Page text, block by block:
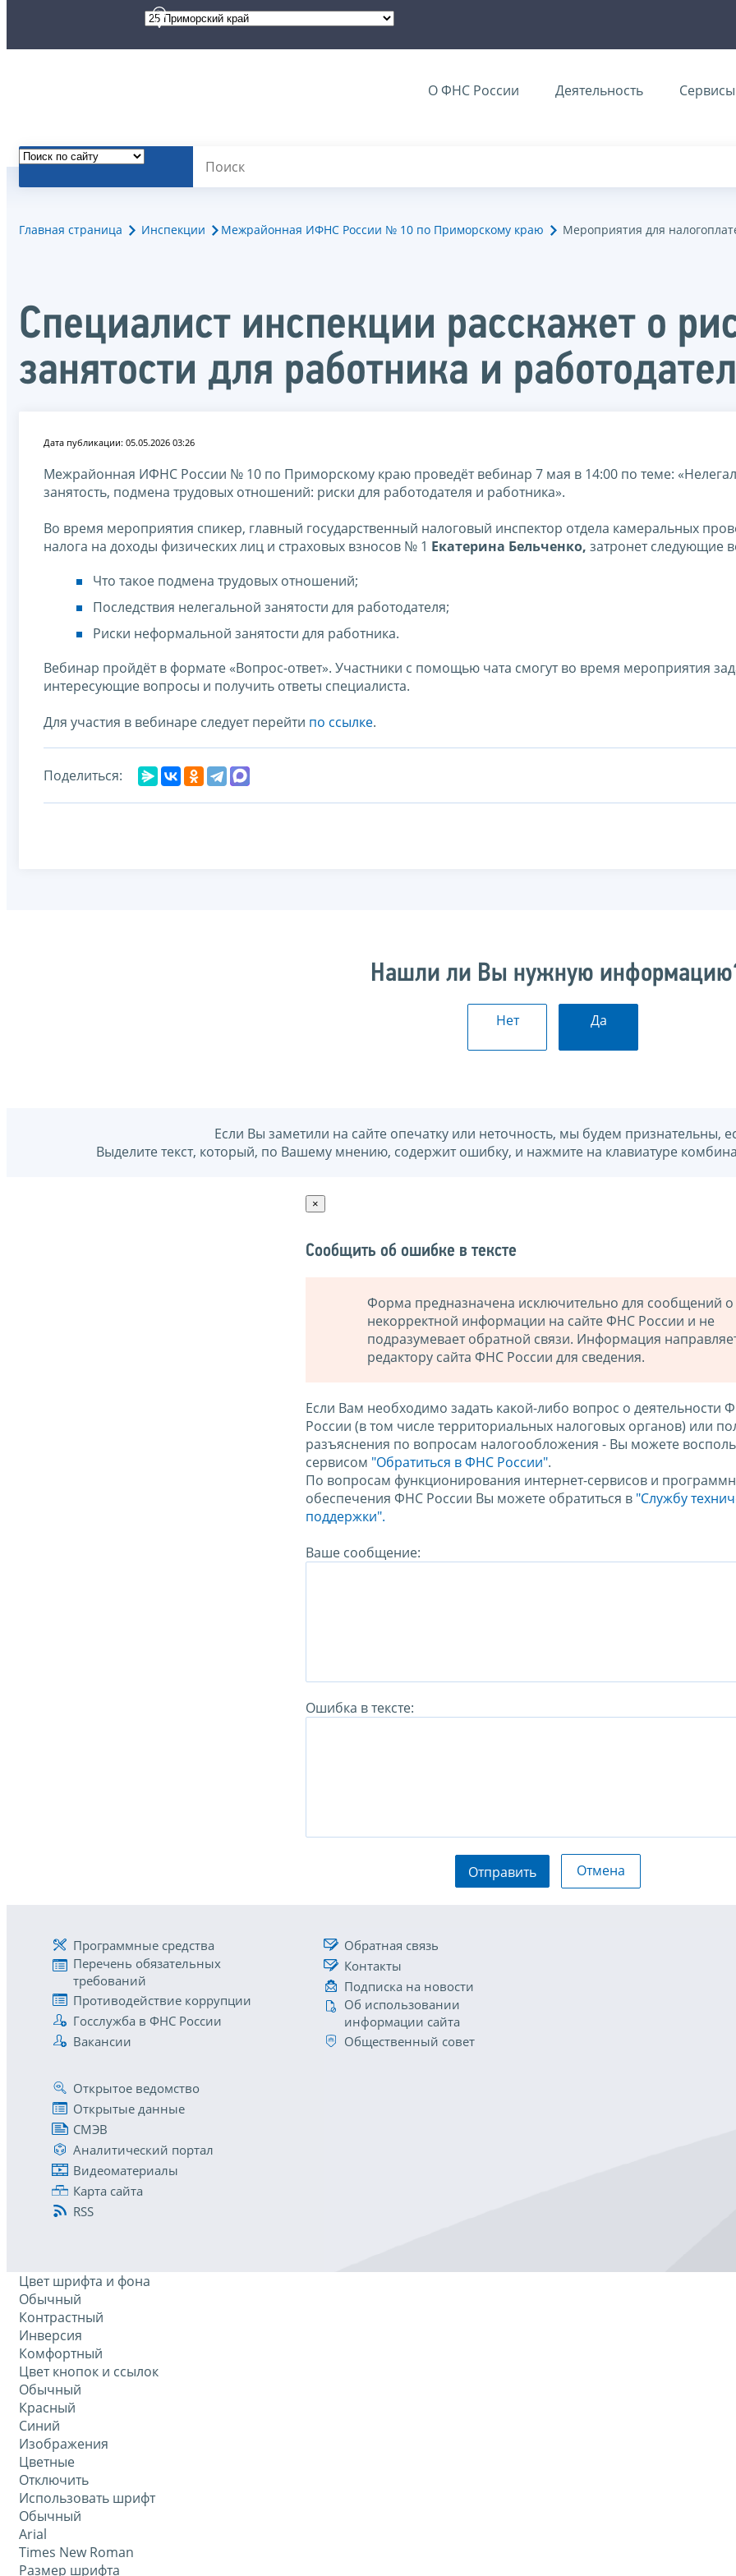
О ФНС России Деятельность Сервисы
Главная страница Инспекции Межрайонная ИФНС России № 10 по Приморскому краю Мероприятия для
Специалист инспекции расскажет о
занятости для работника и
Дата публикации: 05.05.2026 03:26
Межрайонная ИФНС России № 10 по Приморскому краю проведёт вебинар 7 мая в 14:00 по теме:
занятость, подмена трудовых отношений: риски для работодателя и работника».
Во время мероприятия спикер, главный государственный налоговый инспектор отдела камеральных
налога на доходы физических лиц и страховых взносов № 1 Екатерина Бельченко, затронет следующие
Что такое подмена трудовых отношений;
Последствия нелегальной занятости для работодателя;
Риски неформальной занятости для работника.
Вебинар пройдёт в формате «Вопрос-ответ». Участники с помощью чата смогут во время мероприятия
интересующие вопросы и получить ответы специалиста.
Для участия в вебинаре следует перейти по ссылке.
Поделиться:
Нашли ли Вы нужную
Нет Да
Если Вы заметили на сайте опечатку или неточность, мы будем признательны,
Выделите текст, который, по Вашему мнению, содержит ошибку, и нажмите на клавиатуре
×
Сообщить об ошибке в тексте
Форма предназначена исключительно для сообщений о
некорректной информации на сайте ФНС России и не
подразумевает обратной связи. Информация
редактору сайта ФНС России для сведения.
Если Вам необходимо задать какой-либо вопрос о деятельности
России (в том числе территориальных налоговых органов) или
разъяснения по вопросам налогообложения - Вы можете
сервисом "Обратиться в ФНС России".
По вопросам функционирования интернет-сервисов и
обеспечения ФНС России Вы можете обратиться в "Службу
поддержки".
Ваше сообщение:
Ошибка в тексте:
Отправить Отмена
Программные средства
Перечень обязательных
требований
Противодействие коррупции
Госслужба в ФНС России
Вакансии
Обратная связь
Контакты
Подписка на новости
Об использовании
информации сайта
Общественный совет
Открытое ведомство
Открытые данные
СМЭВ
Аналитический портал
Видеоматериалы
Карта сайта
RSS
Цвет шрифта и фона
Обычный
Контрастный
Инверсия
Комфортный
Цвет кнопок и ссылок
Обычный
Красный
Синий
Изображения
Цветные
Отключить
Использовать шрифт
Обычный
Arial
Times New Roman
Размер шрифта